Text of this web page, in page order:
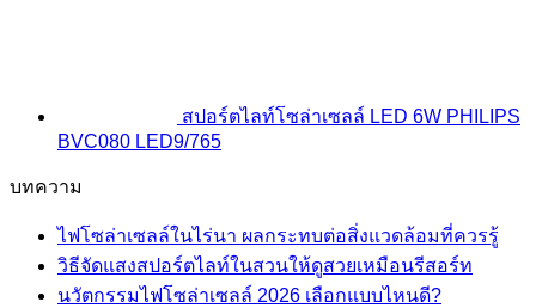
สปอร์ตไลท์โซล่าเซลล์ LED 6W PHILIPS
BVC080 LED9/765
บทความ
ไฟโซล่าเซลล์ในไร่นา ผลกระทบต่อสิ่งแวดล้อมที่ควรรู้
วิธีจัดแสงสปอร์ตไลท์ในสวนให้ดูสวยเหมือนรีสอร์ท
นวัตกรรมไฟโซล่าเซลล์ 2026 เลือกแบบไหนดี?